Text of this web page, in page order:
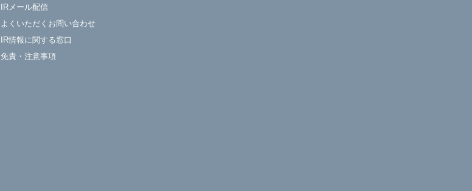
IRメール配信
よくいただくお問い合わせ
IR情報に関する窓口
免責・注意事項